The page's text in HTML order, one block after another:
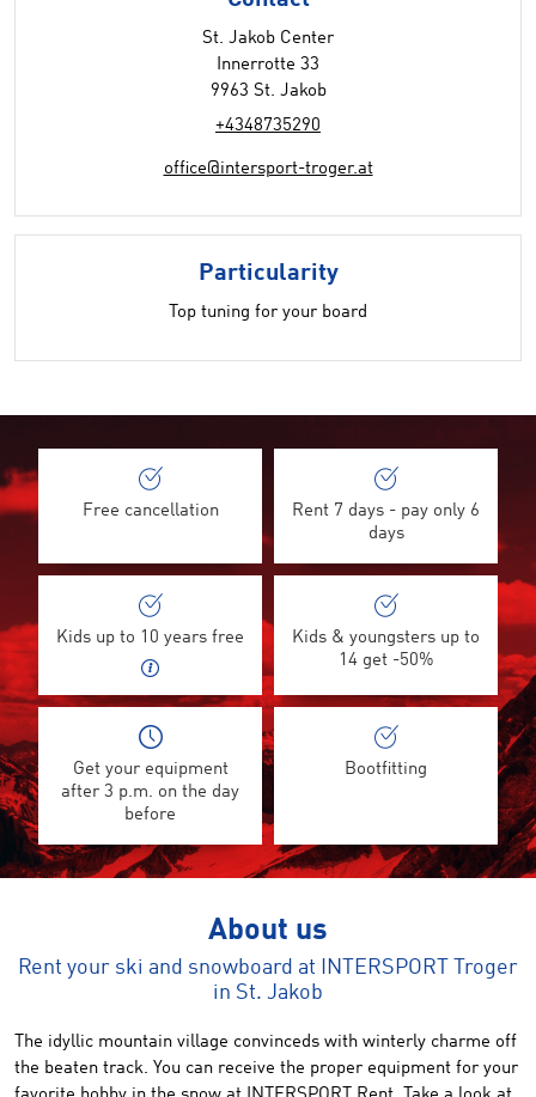
St. Jakob Center
Innerrotte 33
9963 St. Jakob
+4348735290
office@intersport-troger.at
Particularity
Top tuning for your board
Free cancellation
Rent 7 days - pay only 6
days
Kids up to 10 years free
Kids & youngsters up to
14 get -50%
Get your equipment
after 3 p.m. on the day
before
Bootfitting
About us
Rent your ski and snowboard at INTERSPORT Troger
in St. Jakob
The idyllic mountain village convinceds with winterly charme off
the beaten track. You can receive the proper equipment for your